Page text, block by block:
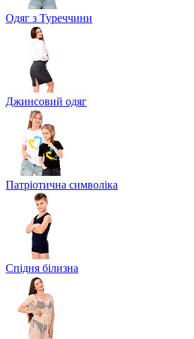
Одяг з Туреччини
Джинсовий одяг
Патріотична символіка
Спідня білизна